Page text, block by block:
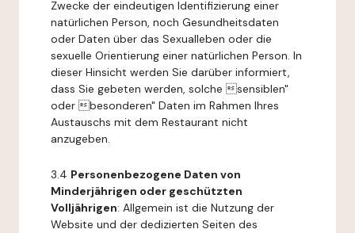
Zwecke der eindeutigen Identifizierung einer
natürlichen Person, noch Gesundheitsdaten
oder Daten über das Sexualleben oder die
sexuelle Orientierung einer natürlichen Person. In
dieser Hinsicht werden Sie darüber informiert,
dass Sie gebeten werden, solche sensiblen"
oder besonderen" Daten im Rahmen Ihres
Austauschs mit dem Restaurant nicht
anzugeben.
3.4 Personenbezogene Daten von
Minderjährigen oder geschützten
Volljährigen: Allgemein ist die Nutzung der
Website und der dedizierten Seiten des